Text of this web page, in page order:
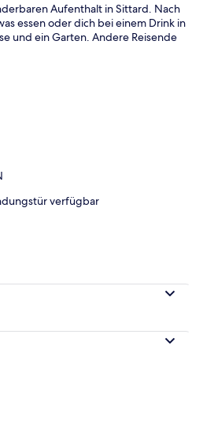
Deluxe-
Aufenthalt in Sittard. Nach
essen oder dich bei einem Drink in
und ein Garten. Andere Reisende
verfügbar